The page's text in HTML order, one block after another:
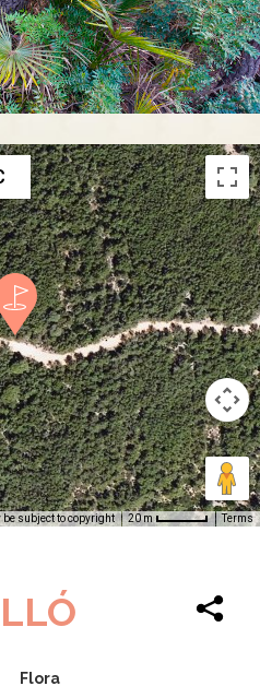
be subject to copyright 20 m Terms
Flora